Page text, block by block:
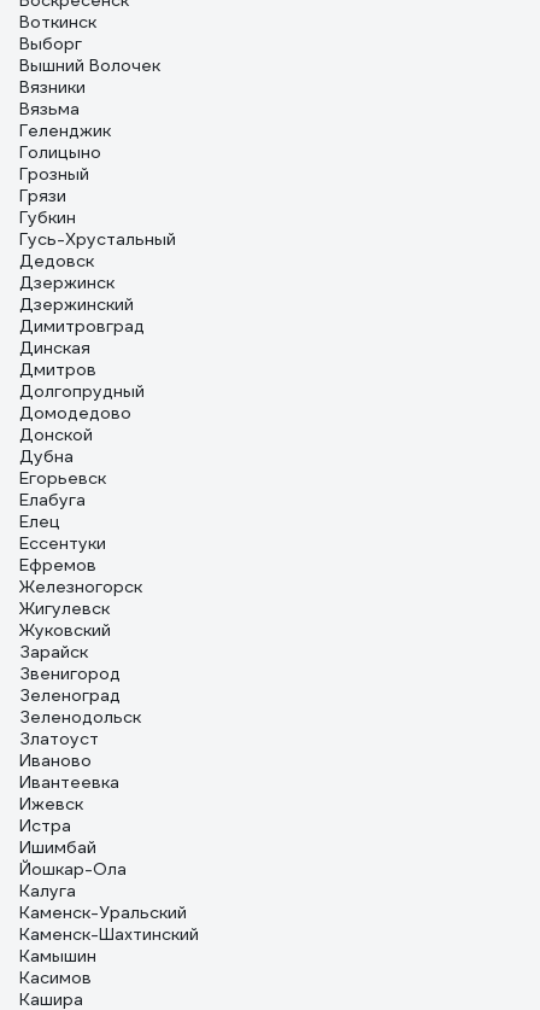
Воткинск
Выборг
Вышний Волочек
Вязники
Вязьма
Геленджик
Голицыно
Грозный
Грязи
Губкин
Гусь-Хрустальный
Дедовск
Дзержинск
Дзержинский
Димитровград
Динская
Дмитров
Долгопрудный
Домодедово
Донской
Дубна
Егорьевск
Елабуга
Елец
Ессентуки
Ефремов
Железногорск
Жигулевск
Жуковский
Зарайск
Звенигород
Зеленоград
Зеленодольск
Златоуст
Иваново
Ивантеевка
Ижевск
Истра
Ишимбай
Йошкар-Ола
Калуга
Каменск-Уральский
Каменск-Шахтинский
Камышин
Касимов
Кашира